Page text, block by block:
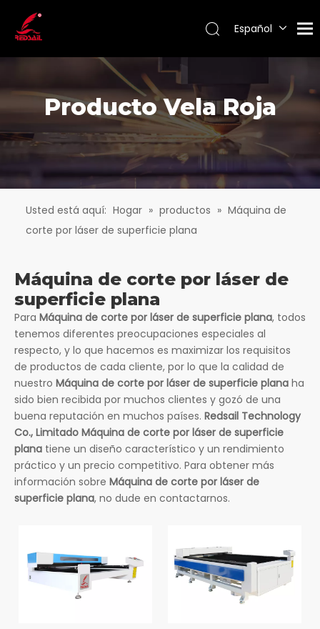
Español
English
Producto Vela Roja
Usted está aquí: Hogar » productos » Máquina de
corte por láser de superficie plana
Máquina de corte por láser de
superficie plana
Para Máquina de corte por láser de superficie plana, todos
tenemos diferentes preocupaciones especiales al
respecto, y lo que hacemos es maximizar los requisitos
de productos de cada cliente, por lo que la calidad de
nuestro Máquina de corte por láser de superficie plana ha
sido bien recibida por muchos clientes y gozó de una
buena reputación en muchos países. Redsail Technology
Co., Limitado Máquina de corte por láser de superficie
plana tiene un diseño característico y un rendimiento
práctico y un precio competitivo. Para obtener más
información sobre Máquina de corte por láser de
superficie plana, no dude en contactarnos.